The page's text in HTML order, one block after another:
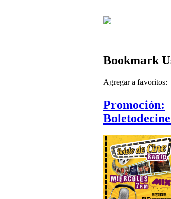
Bookmark
Agregar a favoritos:
Promoción: